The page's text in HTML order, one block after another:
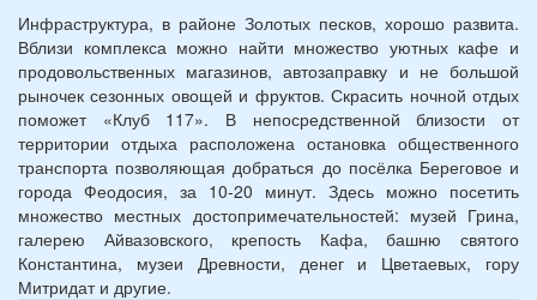
Инфраструктура, в районе Золотых песков, хорошо развита.
Вблизи комплекса можно найти множество уютных кафе и
продовольственных магазинов, автозаправку и не большой
рыночек сезонных овощей и фруктов. Скрасить ночной отдых
поможет «Клуб 117». В непосредственной близости от
территории отдыха расположена остановка общественного
транспорта позволяющая добраться до посёлка Береговое и
города Феодосия, за 10-20 минут. Здесь можно посетить
множество местных достопримечательностей: музей Грина,
галерею Айвазовского, крепость Кафа, башню святого
Константина, музеи Древности, денег и Цветаевых, гору
Митридат и другие.